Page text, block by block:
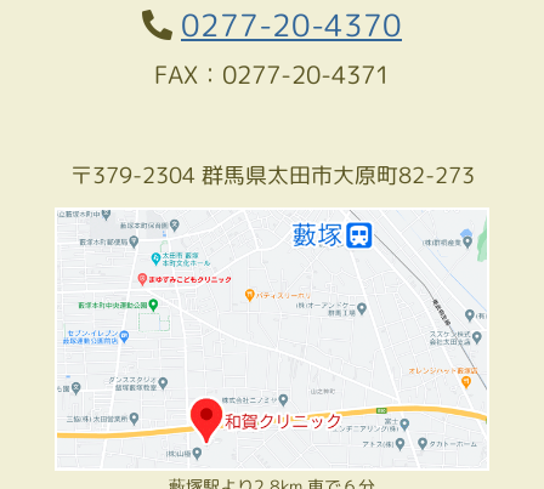
0277-20-4370
FAX：0277-20-4371
〒379-2304 群馬県太田市大原町82-273